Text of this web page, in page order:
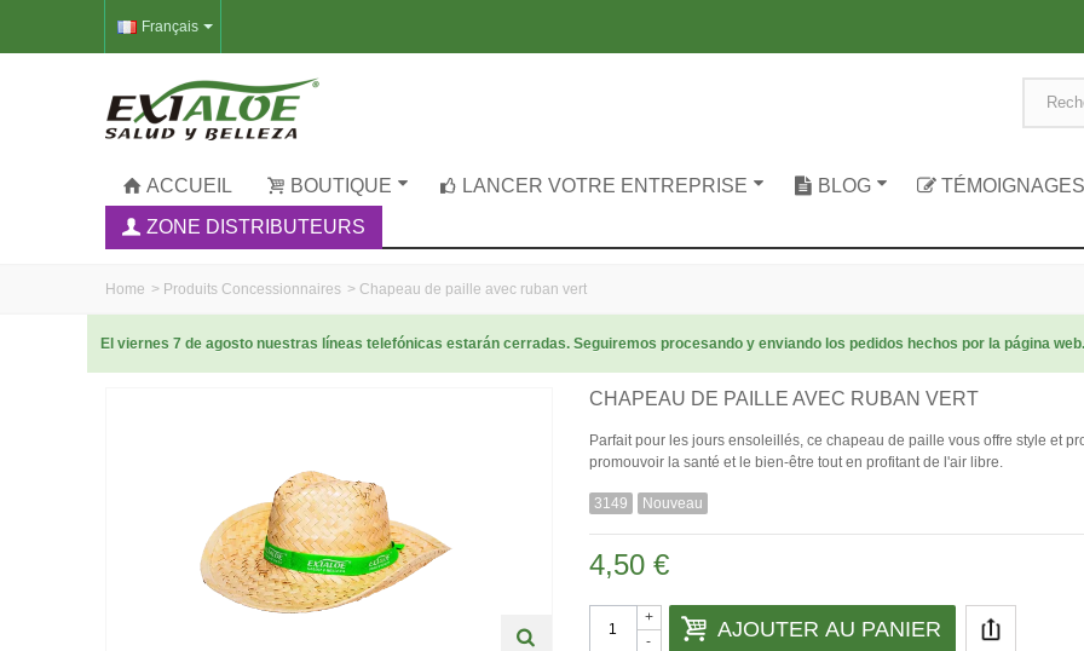
Français
ACCUEIL BOUTIQUE LANCER VOTRE ENTREPRISE BLOG TÉMOIGNAGES
ZONE DISTRIBUTEURS
Home > Produits Concessionnaires > Chapeau de paille avec ruban vert
El viernes 7 de agosto nuestras líneas telefónicas estarán cerradas. Seguiremos procesando y enviando los pedidos hechos por la página
CHAPEAU DE PAILLE AVEC RUBAN VERT
Parfait pour les jours ensoleillés, ce chapeau de paille vous offre style et
promouvoir la santé et le bien-être tout en profitant de l'air libre.
3149 Nouveau
4,50 €
-
+ AJOUTER AU PANIER